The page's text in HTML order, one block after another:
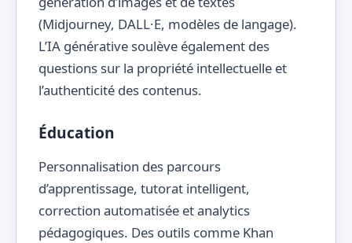
(Midjourney, DALL·E, modèles de langage).
L’IA générative soulève également des
questions sur la propriété intellectuelle et
l’authenticité des contenus.
Éducation
Personnalisation des parcours
d’apprentissage, tutorat intelligent,
correction automatisée et analytics
pédagogiques. Des outils comme Khan